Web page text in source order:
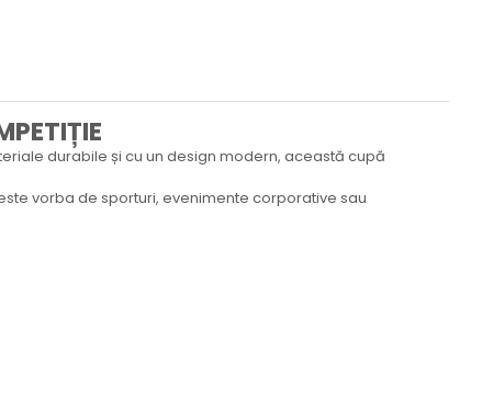
durabile și cu un design modern, această cupă
vorba de sporturi, evenimente corporative sau